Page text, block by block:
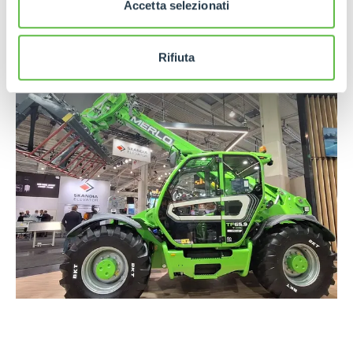
Accetta selezionati
Rifiuta
w terenie, bez uszczerbku dla bezpieczeństwa i
jakości, cechy, która zawsze wyróżniała styl
przedsiębiorczości jednej z najbardziej cenionych
włoskich firm na świecie.